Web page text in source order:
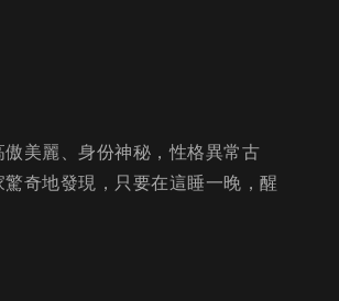
美麗、身份神秘，性格異常古
奇地發現，只要在這睡一晚，醒